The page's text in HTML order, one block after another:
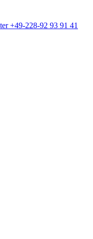
+49-228-92 93 91 41